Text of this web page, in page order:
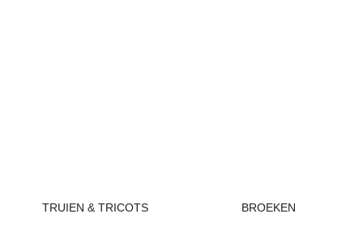
TRUIEN & TRICOTS BROEKEN